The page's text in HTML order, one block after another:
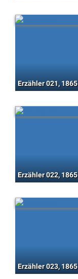
Erzähler 021, 1865
Erzähler 022, 1865
Erzähler 023, 1865